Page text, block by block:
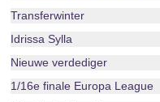
Transferwinter
Idrissa Sylla
Nieuwe verdediger
1/16e finale Europa League